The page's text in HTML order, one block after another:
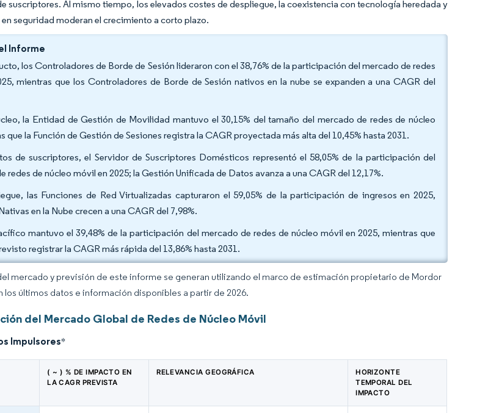
suscriptores. Al mismo tiempo, los elevados costes de despliegue, la coexistencia con tecnología heredada y
seguridad moderan el crecimiento a corto plazo.
Informe
los Controladores de Borde de Sesión lideraron con el 38,76% de la participación del mercado de redes
mientras que los Controladores de Borde de Sesión nativos en la nube se expanden a una CAGR del
la Entidad de Gestión de Movilidad mantuvo el 30,15% del tamaño del mercado de redes de núcleo
que la Función de Gestión de Sesiones registra la CAGR proyectada más alta del 10,45% hasta 2031.
de suscriptores, el Servidor de Suscriptores Domésticos representó el 58,05% de la participación del
redes de núcleo móvil en 2025; la Gestión Unificada de Datos avanza a una CAGR del 12,17%.
las Funciones de Red Virtualizadas capturaron el 59,05% de la participación de ingresos en 2025,
en la Nube crecen a una CAGR del 7,98%.
mantuvo el 39,48% de la participación del mercado de redes de núcleo móvil en 2025, mientras que
registrar la CAGR más rápida del 13,86% hasta 2031.
mercado y previsión de este informe se generan utilizando el marco de estimación propietario de Mordor
los últimos datos e información disponibles a partir de 2026.
del Mercado Global de Redes de Núcleo Móvil
Impulsores*
( ~ ) % DE IMPACTO EN
LA CAGR PREVISTA
RELEVANCIA GEOGRÁFICA
HORIZONTE
TEMPORAL DEL
IMPACTO